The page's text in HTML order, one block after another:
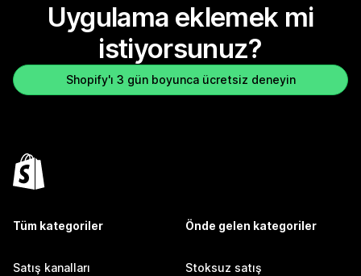
Uygulama eklemek mi
istiyorsunuz?
Shopify'ı 3 gün boyunca ücretsiz deneyin
Tüm kategoriler
Satış kanalları
Önde gelen kategoriler
Stoksuz satış